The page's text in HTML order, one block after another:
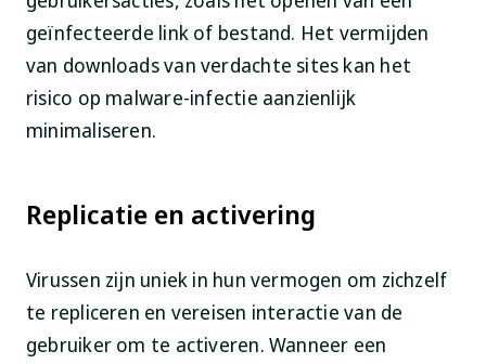
geïnfecteerde link of bestand. Het vermijden
van downloads van verdachte sites kan het
risico op malware-infectie aanzienlijk
minimaliseren.
Replicatie en activering
Virussen zijn uniek in hun vermogen om zichzelf
te repliceren en vereisen interactie van de
gebruiker om te activeren. Wanneer een